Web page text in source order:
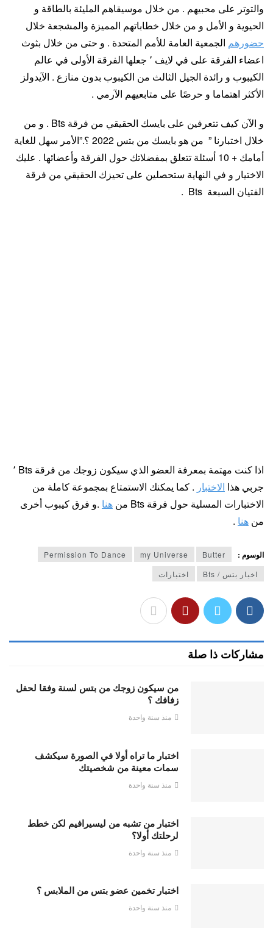
والتوتر على محبيهم . من خلال موسيقاهم المليئة بالطاقة و
الحيوية و الأمل و من خلال خطاباتهم المميزة والمشجعة خلال
حضورهم الجمعية العامة للأمم المتحدة . و حتى من خلال بثوث
اعضاء الفرقة على في لايف ٬ جعلها الفرقة الأولى في عالم
الكيبوب و رائدة الجيل الثالث من الكيبوب بدون منازع . الآيدولز
الأكثر اهتماما و حرصًا على متابعيهم الآرمي .
و الآن كيف تتعرفين على بايسك الحقيقي من فرقة Bts . و من
خلال اختبارنا ” من هو بايسك من بتس 2022 ؟.”الأمر سهل للغاية
أمامك + 10 أسئلة تتعلق بمفضلاتك حول الفرقة وأعضائها . عليك
الاختيار و في النهاية ستحصلين على تحيزك الحقيقي من فرقة
الفتيان السبعة Bts .
اذا كنت مهتمة بمعرفة العضو الذي سيكون زوجك من فرقة Bts ٬
جربي هذا الاختبار . كما يمكنك الاستمتاع بمجموعة كاملة من
الاختبارات المسلية حول فرقة Bts من
هنا .و فرق كيبوب أخرى
من هنا .
الوسوم : Butter
my Universe
Permission To Dance
اخبار بتس / Bts
اختبارات
مشاركات ذا صلة
من سيكون زوجك من بتس لسنة وفقا لحفل
زفافك ؟
منذ سنة واحدة
اختبار ما تراه أولا في الصورة سيكشف
سمات معينة من شخصيتك
منذ سنة واحدة
اختبار من تشبه من ليسيرافيم لكن خطط
لرحلتك أولا؟
منذ سنة واحدة
اختبار تخمين عضو بتس من الملابس ؟
منذ سنة واحدة